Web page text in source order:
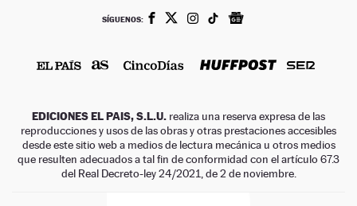
SÍGUENOS:
EDICIONES EL PAIS, S.L.U. realiza una reserva expresa de las
reproducciones y usos de las obras y otras prestaciones accesibles
desde este sitio web a medios de lectura mecánica u otros medios
que resulten adecuados a tal fin de conformidad con el artículo 67.3
del Real Decreto-ley 24/2021, de 2 de noviembre.